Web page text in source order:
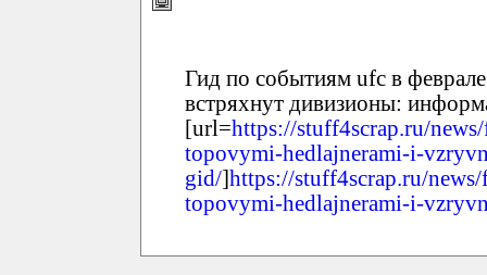
Гид по событиям ufc в
встряхнут дивизионы:
[url=https://stuff4scrap.ru/
topovymi-hedlajnerami-i-
gid/]https://stuff4scrap.ru/
topovymi-hedlajnerami-i-